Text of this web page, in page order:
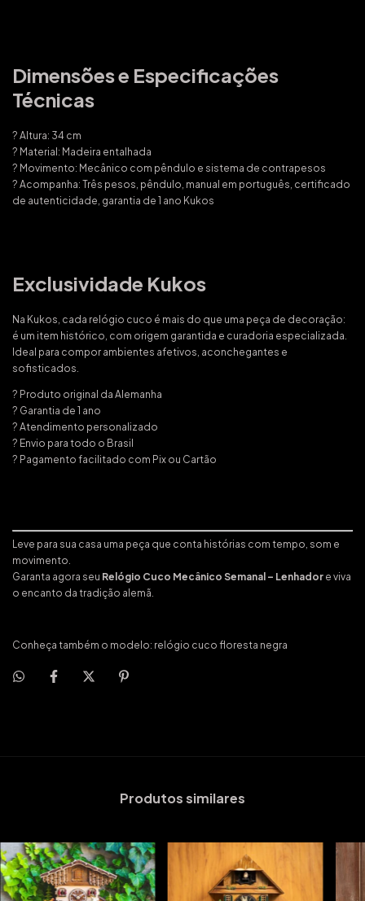
Dimensões e Especificações
Técnicas
? Altura: 34 cm
? Material: Madeira entalhada
? Movimento: Mecânico com pêndulo e sistema de contrapesos
? Acompanha: Três pesos, pêndulo, manual em português, certificado
de autenticidade, garantia de 1 ano Kukos
Exclusividade Kukos
Na Kukos, cada relógio cuco é mais do que uma peça de decoração:
é um item histórico, com origem garantida e curadoria especializada.
Ideal para compor ambientes afetivos, aconchegantes e
sofisticados.
? Produto original da Alemanha
? Garantia de 1 ano
? Atendimento personalizado
? Envio para todo o Brasil
? Pagamento facilitado com Pix ou Cartão
Leve para sua casa uma peça que conta histórias com tempo, som e
movimento.
Garanta agora seu Relógio Cuco Mecânico Semanal – Lenhador e viva
o encanto da tradição alemã.
Conheça também o modelo: relógio cuco floresta negra
Produtos similares